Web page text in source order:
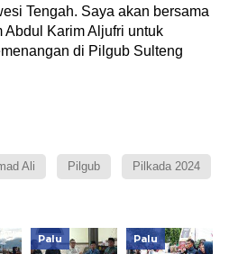
Tengah. Saya akan bersama
Abdul Karim Aljufri untuk
di Pilgub Sulteng
Ali Pilgub Pilkada 2024
Palu Palu